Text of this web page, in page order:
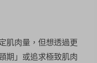
肌肉量，但想透過更
期」或追求極致肌肉